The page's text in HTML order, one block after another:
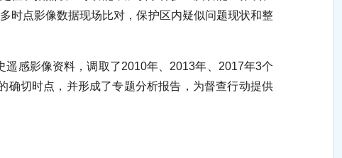
时点影像数据现场比对，保护区内疑似问题现状和整
感影像资料，调取了2010年、2013年、2017年3个
确切时点，并形成了专题分析报告，为督查行动提供